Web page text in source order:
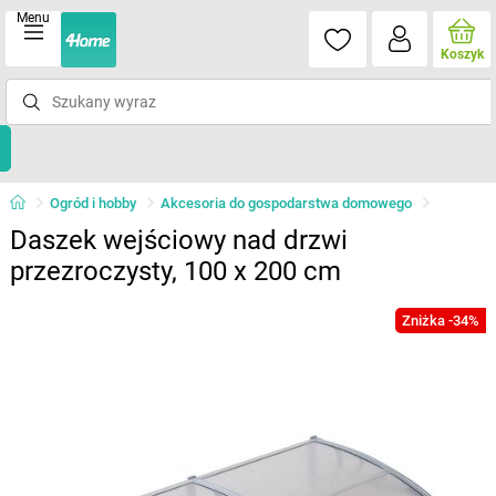
Menu
Koszyk
Ogród i hobby Akcesoria do gospodarstwa domowego
Daszek wejściowy nad drzwi
przezroczysty, 100 x 200 cm
Zniżka -34%